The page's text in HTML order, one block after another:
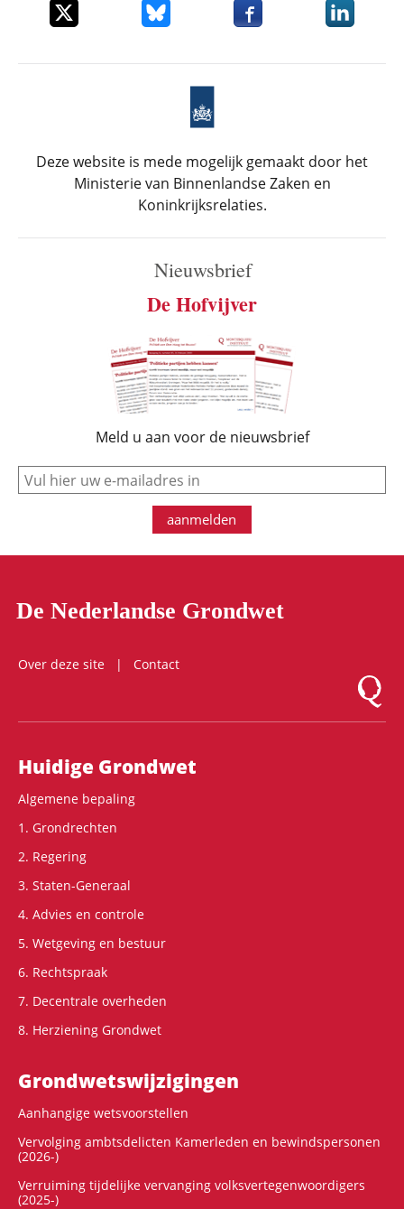
Deel dit item op XDeel dit item op Bluesky
Deel dit item opDeel dit
Deze website is mede mogelijk gemaakt door het
Ministerie van Binnenlandse Zaken en
Koninkrijksrelaties.
Nieuwsbrief
De Hofvijver
Meld u aan voor de nieuwsbrief
e-mail
aanmelden
De Nederlandse Grondwet
Over deze site
Contact
Logo
Hoofdnavigatie
Huidige Grondwet
Algemene bepaling
1. Grondrechten
2. Regering
3. Staten-Generaal
4. Advies en controle
5. Wetgeving en bestuur
6. Rechtspraak
7. Decentrale overheden
8. Herziening Grondwet
Grondwets­wijzigingen
Aanhangige wetsvoorstellen
Vervolging ambtsdelicten Kamerleden en bewindspersonen
(2026-)
Verruiming tijdelijke vervanging volksvertegenwoordigers
(2025-)